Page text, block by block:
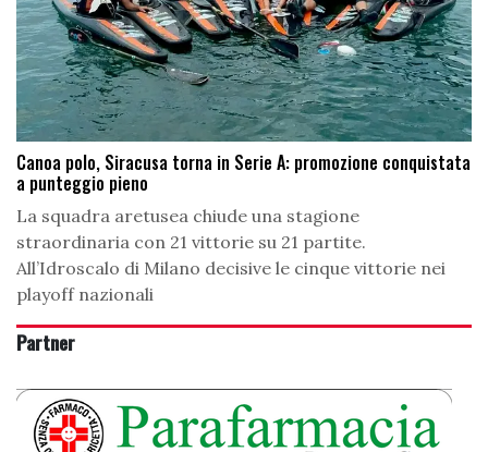
Canoa polo, Siracusa torna in Serie A: promozione conquistata
a punteggio pieno
La squadra aretusea chiude una stagione
straordinaria con 21 vittorie su 21 partite.
All’Idroscalo di Milano decisive le cinque vittorie nei
playoff nazionali
Partner